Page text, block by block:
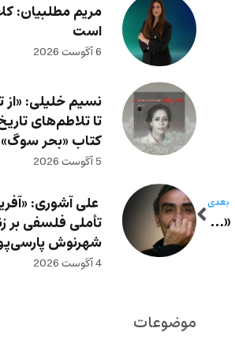
بعدی
سینماگران، روزنامه‌نگاران و فعال مدنی «فاجعه‌ مسمومیت عمدی و زنجیره‌وار» دختران دانش‌آموز را محکوم کردند
مریم مطلبیان:
است
6 آگوست 2026
نسیم خلیلی: «از
تا تلاطم‌های
کتاب «بحر
5 آگوست 2026
علی آشوری:
تأملی فلسفی بر
شهرنوش
4 آگوست 2026
موضوعات